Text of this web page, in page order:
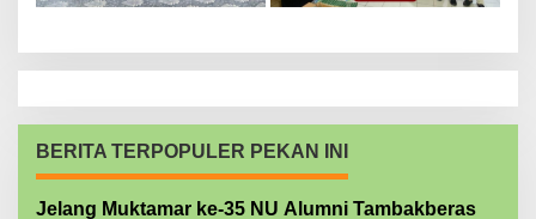
BERITA TERPOPULER PEKAN INI
Jelang Muktamar ke-35 NU Alumni Tambakberas